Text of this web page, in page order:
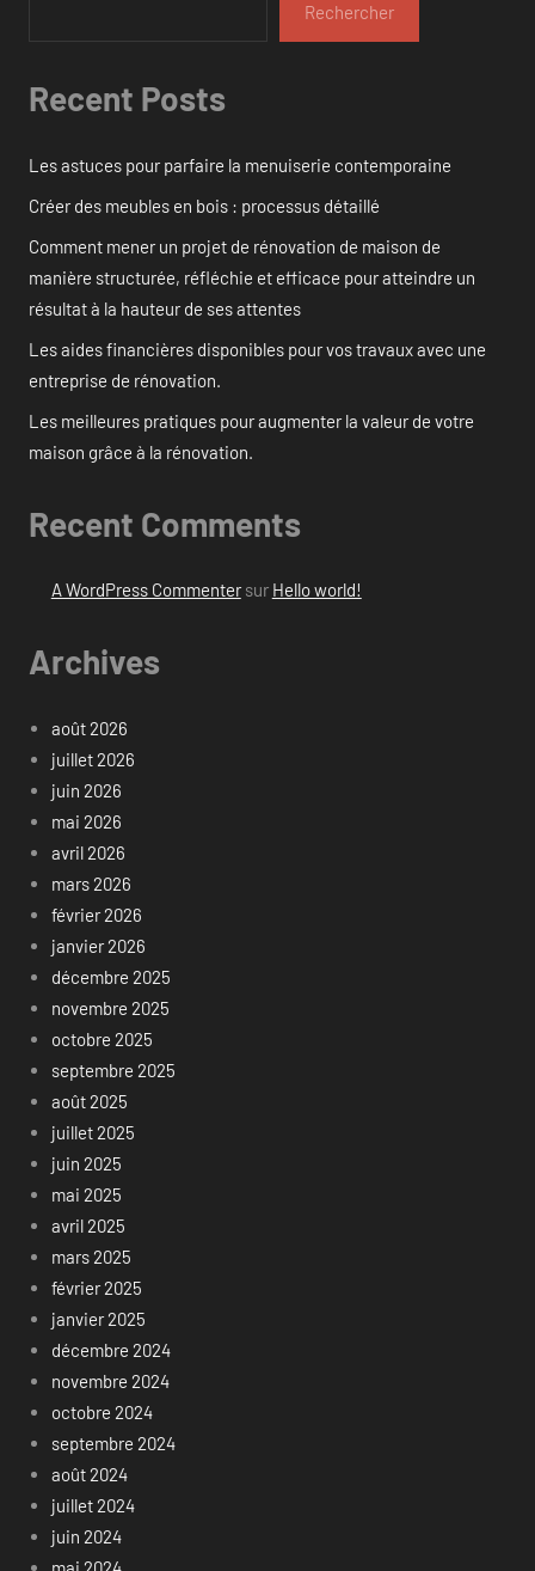
Rechercher
Recent Posts
Les astuces pour parfaire la menuiserie contemporaine
Créer des meubles en bois : processus détaillé
Comment mener un projet de rénovation de maison de
manière structurée, réfléchie et efficace pour atteindre un
résultat à la hauteur de ses attentes
Les aides financières disponibles pour vos travaux avec une
entreprise de rénovation.
Les meilleures pratiques pour augmenter la valeur de votre
maison grâce à la rénovation.
Recent Comments
A WordPress Commentersur Hello world!
Archives
août 2026
juillet 2026
juin 2026
mai 2026
avril 2026
mars 2026
février 2026
janvier 2026
décembre 2025
novembre 2025
octobre 2025
septembre 2025
août 2025
juillet 2025
juin 2025
mai 2025
avril 2025
mars 2025
février 2025
janvier 2025
décembre 2024
novembre 2024
octobre 2024
septembre 2024
août 2024
juillet 2024
juin 2024